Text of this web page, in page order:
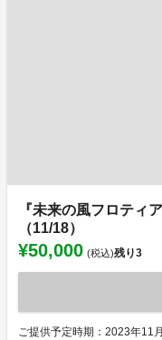
『未来の風フロティ
（11/18）
¥50,000 (税込)残り3
ご提供予定時期：2023年11